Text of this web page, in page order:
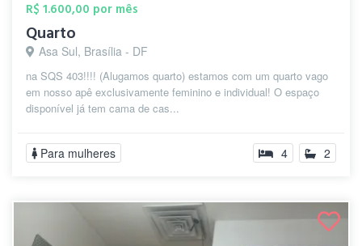
R$ 1.600,00 por mês
Quarto
Asa Sul, Brasília - DF
na SQS 403!!!! (Alugamos quarto) estamos com um quarto vago
em nosso apê exclusivamente feminino e individual! O espaço
disponível já tem cama de cas...
Para mulheres 4 2